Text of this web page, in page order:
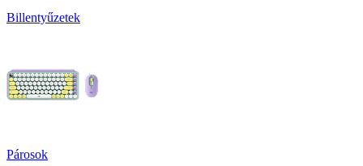
Billentyűzetek
Párosok